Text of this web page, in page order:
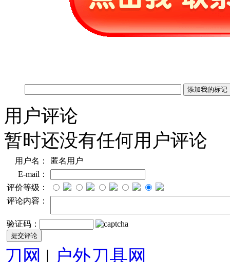
用户评论
暂时还没有任何用户评论
用户名：
匿名用户
E-mail：
评价等级：
评论内容：
验证码：
刀网 | 户外刀具网